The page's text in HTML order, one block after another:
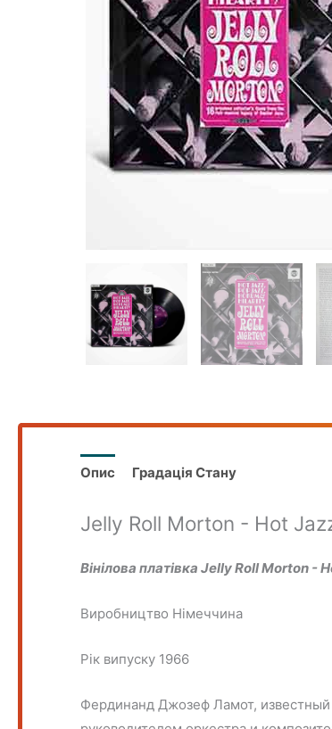
Опис Градація Стану
Jelly Roll Morton - Hot
Вінілова платівка Jelly Roll Morton
Виробництво Німеччина
Рік випуску 1966
Фердинанд Джозеф Ламот,